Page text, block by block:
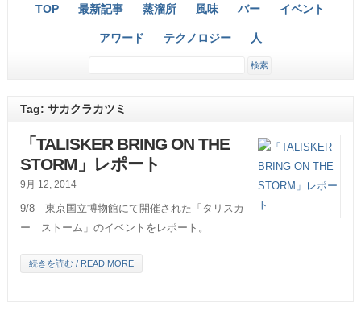
TOP 最新記事 蒸溜所 風味 バー イベント
アワード テクノロジー 人
Tag: サカクラカツミ
「TALISKER BRING ON THE
STORM」レポート
9月 12, 2014
9/8 東京国立博物館にて開催された「タリスカ
ー ストーム」のイベントをレポート。
続きを読む / READ MORE